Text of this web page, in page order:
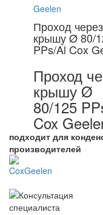
Проход через
крышу Ø 80/
PPs/Al Cox
Проход
крышу Ø
80/125
Cox
подходит для
производителей